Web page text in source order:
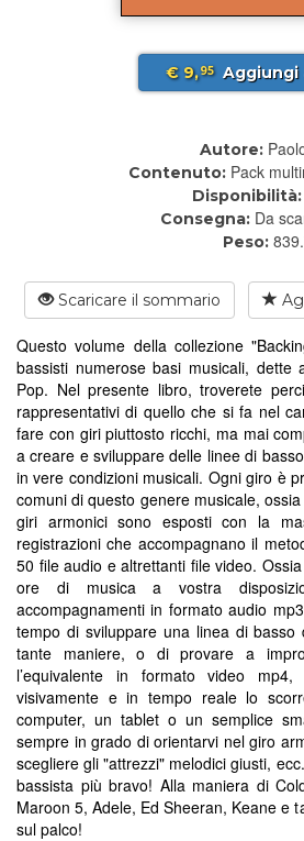
€ 9,95 Aggiungi
Autore:
Contenuto: Pack
Disponibilità:
Consegna: Da
Peso:
Scaricare il sommario
Questo volume della collezione
bassisti numerose basi musicali, dette
Pop. Nel presente libro, troverete
rappresentativi di quello che si fa nel
fare con giri piuttosto ricchi, ma mai
a creare e sviluppare delle linee di
in vere condizioni musicali. Ogni giro è
comuni di questo genere musicale,
giri armonici sono esposti con la
registrazioni che accompagnano il
50 file audio e altrettanti file video.
ore di musica a vostra
accompagnamenti in formato audio
tempo di sviluppare una linea di
tante maniere, o di provare a
l’equivalente in formato video
visivamente e in tempo reale lo
computer, un tablet o un semplice
sempre in grado di orientarvi nel giro
scegliere gli "attrezzi" melodici giusti,
bassista più bravo! Alla maniera di
Maroon 5, Adele, Ed Sheeran, Keane
sul palco!